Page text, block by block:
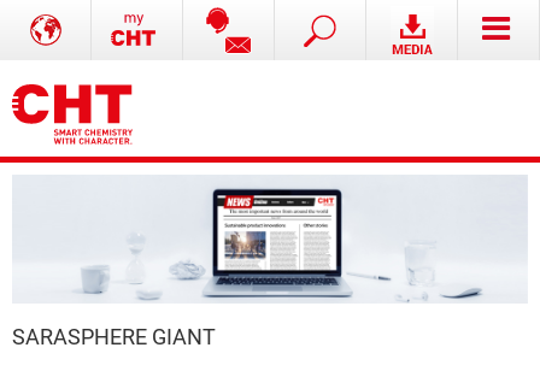
SARASPHERE GIANT